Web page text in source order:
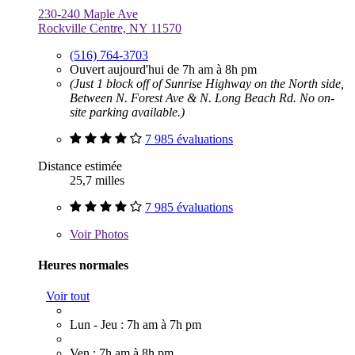
230-240 Maple Ave
Rockville Centre, NY 11570
(516) 764-3703
Ouvert aujourd'hui de 7h am à 8h pm
(Just 1 block off of Sunrise Highway on the North side,
Between N. Forest Ave & N. Long Beach Rd. No on-
site parking available.)
7 985 évaluations
Distance estimée
25,7 milles
7 985 évaluations
VoirPhotos
Heures normales
Voir tout
Lun - Jeu : 7h am à 7h pm